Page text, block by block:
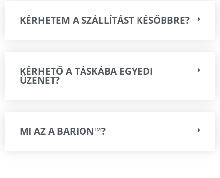
KÉRHETEM A SZÁLLÍTÁST KÉSŐBBRE?
KÉRHETŐ A TÁSKÁBA EGYEDI
ÜZENET?
MI AZ A BARION™?